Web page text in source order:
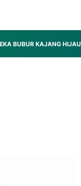
BUBUR KAJANG HIJAU